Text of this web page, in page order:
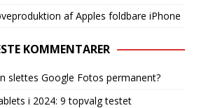
af Apples foldbare iPhone
KOMMENTARER
slettes Google Fotos permanent?
i 2024: 9 topvalg testet